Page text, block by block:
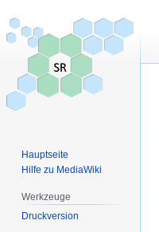
Hauptseite
Hilfe zu MediaWiki
Werkzeuge
Druckversion